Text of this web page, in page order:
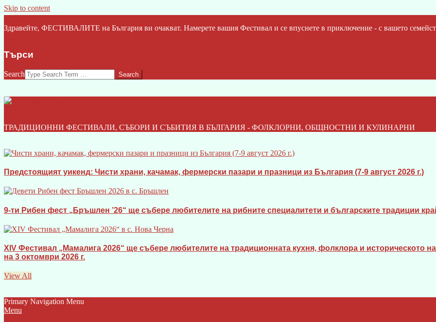
Skip to content
Здравейте, ФЕСТИВАЛИТЕ на България ви очакват. Намерете вашия Фестивал и се впуснете в приключение - с вашето
Търси
Search
ТРАДИЦИОННИ ФЕСТИВАЛИ, СЪБОРИ И СЪБИТИЯ В БЪЛГАРИЯ - ФОЛКЛОРНИ, ОБЩНОСТНИ И КУЛИНАРНИ
Предстоящият уикенд: Чисти храни, качамак, фермерски пазари и празници из България (7-9 август 2026 г.)
9-ти Рибен фест „Бръшлен ’26“ ще събере любителите на рибните специалитети и българските традиции
XIV Фестивал „Мамалига 2026“ ще събере любителите на традиционната кухня, фолклора и историческото
на 3 октомври 2026 г.
View All
Primary Navigation Menu
Menu